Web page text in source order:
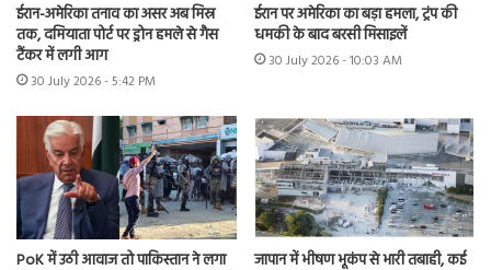
ईरान-अमेरिका तनाव का असर अब मिस्र
तक, दमियाता पोर्ट पर ड्रोन हमले से गैस
टैंकर में लगी आग
30 July 2026 - 5:42 PM
ईरान पर अमेरिका का बड़ा हमला, ट्रंप की
धमकी के बाद बरसी मिसाइलें
30 July 2026 - 10:03 AM
PoK में उठी आवाज तो पाकिस्तान ने लगा
जापान में भीषण भूकंप से भारी तबाही, कई